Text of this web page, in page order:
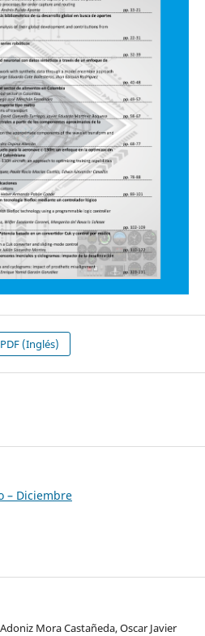
PDF (Inglés)
– Diciembre
Mora Castañeda, Oscar Javier